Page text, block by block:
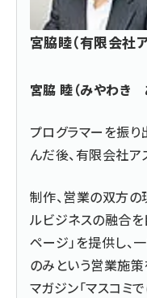
宮脇睦（有限会社
宮脇 睦（みやわき
プログラマーを振
んだ後、有限会社ア
制作、営業の双方の
ルビジネスの融合
ページ」を提供し、
のみという営業施策
マガジン「マスコミ